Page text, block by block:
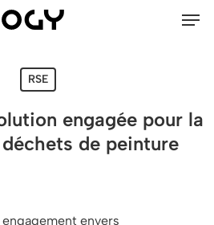
RSE
engagée pour la
de peinture
envers